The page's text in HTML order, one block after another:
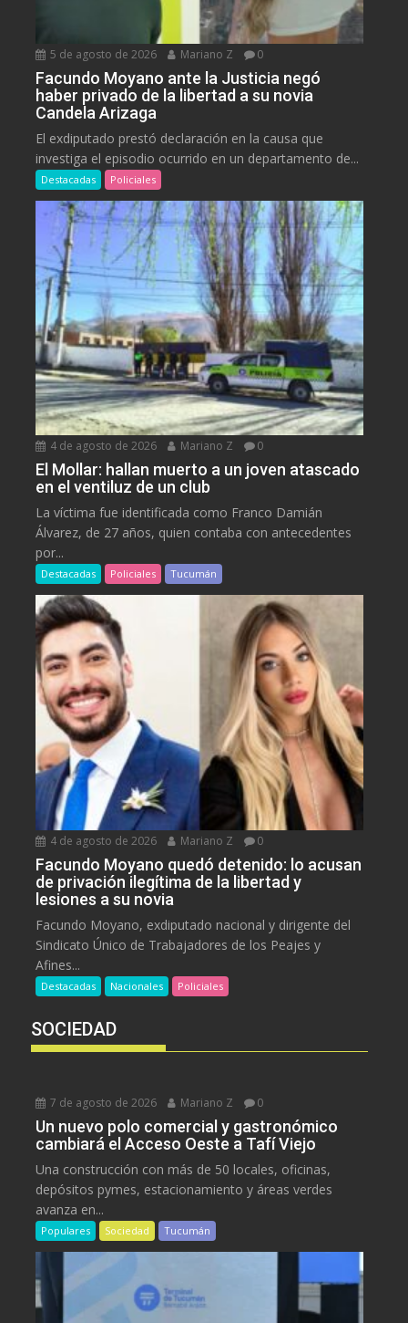
5 de agosto de 2026 Mariano Z 0
Facundo Moyano ante la Justicia negó
haber privado de la libertad a su novia
Candela Arizaga
El exdiputado prestó declaración en la causa que
investiga el episodio ocurrido en un departamento de...
Destacadas Policiales
4 de agosto de 2026 Mariano Z 0
El Mollar: hallan muerto a un joven atascado
en el ventiluz de un club
La víctima fue identificada como Franco Damián
Álvarez, de 27 años, quien contaba con antecedentes
por...
Destacadas Policiales Tucumán
4 de agosto de 2026 Mariano Z 0
Facundo Moyano quedó detenido: lo acusan
de privación ilegítima de la libertad y
lesiones a su novia
Facundo Moyano, exdiputado nacional y dirigente del
Sindicato Único de Trabajadores de los Peajes y
Afines...
Destacadas Nacionales Policiales
SOCIEDAD
7 de agosto de 2026 Mariano Z 0
Un nuevo polo comercial y gastronómico
cambiará el Acceso Oeste a Tafí Viejo
Una construcción con más de 50 locales, oficinas,
depósitos pymes, estacionamiento y áreas verdes
avanza en...
Populares Sociedad Tucumán